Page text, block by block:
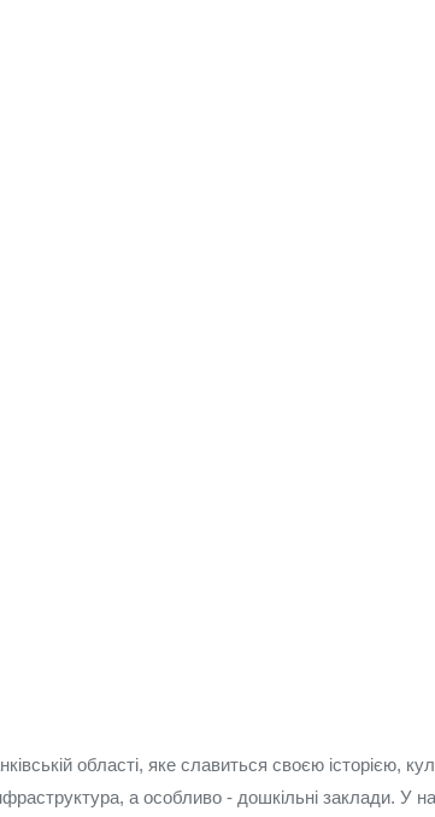
області, яке славиться своєю історією,
а особливо - дошкільні заклади. У